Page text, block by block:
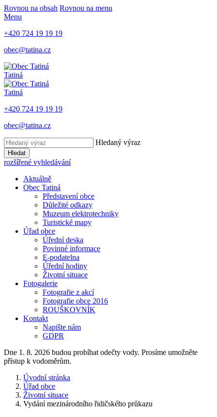
Rovnou na obsah Rovnou na menu
Menu
+420 724 19 19 19
obec@tatina.cz
Tatiná
Tatiná
+420 724 19 19 19
obec@tatina.cz
Hledaný výraz
Hledat
rozšířené vyhledávání
Aktuálně
Obec Tatiná
Představení obce
Důležité odkazy
Muzeum elektrotechniky
Turistické mapy
Úřad obce
Úřední deska
Povinné informace
E-podatelna
Úřední hodiny
Životní situace
Fotogalerie
Fotografie z akcí
Fotografie obce 2016
ROUŠKOVNÍK
Kontakt
Napište nám
GDPR
Dne 1. 8. 2026 budou probíhat odečty vody. Prosíme umožněte
přístup k vodoměrům.
Úvodní stránka
Úřad obce
Životní situace
Vydání mezinárodního řidičského průkazu